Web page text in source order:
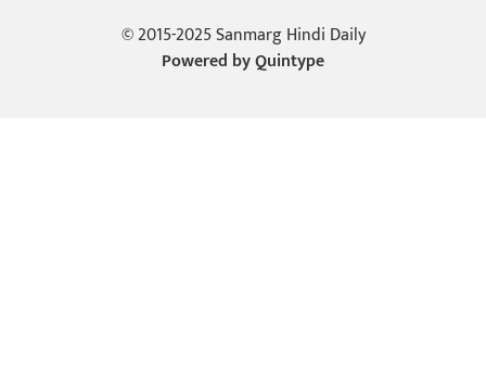
© 2015-2025 Sanmarg Hindi Daily
Powered byQuintype